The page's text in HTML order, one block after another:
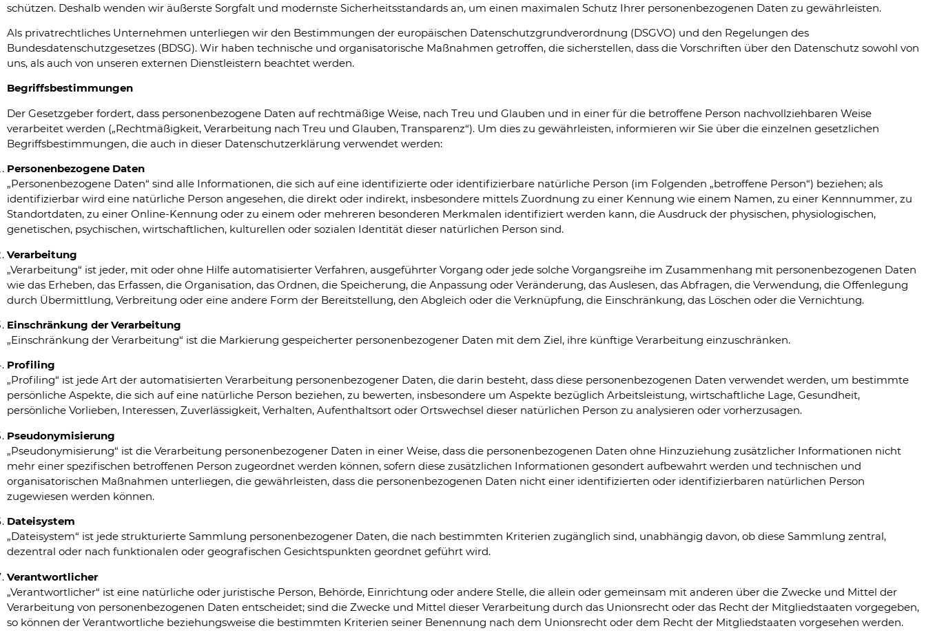
schützen. Deshalb wenden wir äußerste Sorgfalt und modernste Sicherheitsstandards an, um einen maximalen Schutz Ihrer personenbezogenen Daten zu gewährleisten.
Als privatrechtliches Unternehmen unterliegen wir den Bestimmungen der europäischen Datenschutzgrundverordnung (DSGVO) und den Regelungen des
Bundesdatenschutzgesetzes (BDSG). Wir haben technische und organisatorische Maßnahmen getroffen, die sicherstellen, dass die Vorschriften über den Datenschutz sowohl von
uns, als auch von unseren externen Dienstleistern beachtet werden.
Begriffsbestimmungen
Der Gesetzgeber fordert, dass personenbezogene Daten auf rechtmäßige Weise, nach Treu und Glauben und in einer für die betroffene Person nachvollziehbaren Weise
verarbeitet werden („Rechtmäßigkeit, Verarbeitung nach Treu und Glauben, Transparenz“). Um dies zu gewährleisten, informieren wir Sie über die einzelnen gesetzlichen
Begriffsbestimmungen, die auch in dieser Datenschutzerklärung verwendet werden:
Personenbezogene Daten
„Personenbezogene Daten“ sind alle Informationen, die sich auf eine identifizierte oder identifizierbare natürliche Person (im Folgenden „betroffene Person“) beziehen; als
identifizierbar wird eine natürliche Person angesehen, die direkt oder indirekt, insbesondere mittels Zuordnung zu einer Kennung wie einem Namen, zu einer Kennnummer, zu
Standortdaten, zu einer Online-Kennung oder zu einem oder mehreren besonderen Merkmalen identifiziert werden kann, die Ausdruck der physischen, physiologischen,
genetischen, psychischen, wirtschaftlichen, kulturellen oder sozialen Identität dieser natürlichen Person sind.
Verarbeitung
„Verarbeitung“ ist jeder, mit oder ohne Hilfe automatisierter Verfahren, ausgeführter Vorgang oder jede solche Vorgangsreihe im Zusammenhang mit personenbezogenen Daten
wie das Erheben, das Erfassen, die Organisation, das Ordnen, die Speicherung, die Anpassung oder Veränderung, das Auslesen, das Abfragen, die Verwendung, die Offenlegung
durch Übermittlung, Verbreitung oder eine andere Form der Bereitstellung, den Abgleich oder die Verknüpfung, die Einschränkung, das Löschen oder die Vernichtung.
Einschränkung der Verarbeitung
„Einschränkung der Verarbeitung“ ist die Markierung gespeicherter personenbezogener Daten mit dem Ziel, ihre künftige Verarbeitung einzuschränken.
Profiling
„Profiling“ ist jede Art der automatisierten Verarbeitung personenbezogener Daten, die darin besteht, dass diese personenbezogenen Daten verwendet werden, um bestimmte
persönliche Aspekte, die sich auf eine natürliche Person beziehen, zu bewerten, insbesondere um Aspekte bezüglich Arbeitsleistung, wirtschaftliche Lage, Gesundheit,
persönliche Vorlieben, Interessen, Zuverlässigkeit, Verhalten, Aufenthaltsort oder Ortswechsel dieser natürlichen Person zu analysieren oder vorherzusagen.
Pseudonymisierung
„Pseudonymisierung“ ist die Verarbeitung personenbezogener Daten in einer Weise, dass die personenbezogenen Daten ohne Hinzuziehung zusätzlicher Informationen nicht
mehr einer spezifischen betroffenen Person zugeordnet werden können, sofern diese zusätzlichen Informationen gesondert aufbewahrt werden und technischen und
organisatorischen Maßnahmen unterliegen, die gewährleisten, dass die personenbezogenen Daten nicht einer identifizierten oder identifizierbaren natürlichen Person
zugewiesen werden können.
Dateisystem
„Dateisystem“ ist jede strukturierte Sammlung personenbezogener Daten, die nach bestimmten Kriterien zugänglich sind, unabhängig davon, ob diese Sammlung zentral,
dezentral oder nach funktionalen oder geografischen Gesichtspunkten geordnet geführt wird.
Verantwortlicher
„Verantwortlicher“ ist eine natürliche oder juristische Person, Behörde, Einrichtung oder andere Stelle, die allein oder gemeinsam mit anderen über die Zwecke und Mittel der
Verarbeitung von personenbezogenen Daten entscheidet; sind die Zwecke und Mittel dieser Verarbeitung durch das Unionsrecht oder das Recht der Mitgliedstaaten vorgegeben,
so können der Verantwortliche beziehungsweise die bestimmten Kriterien seiner Benennung nach dem Unionsrecht oder dem Recht der Mitgliedstaaten vorgesehen werden.